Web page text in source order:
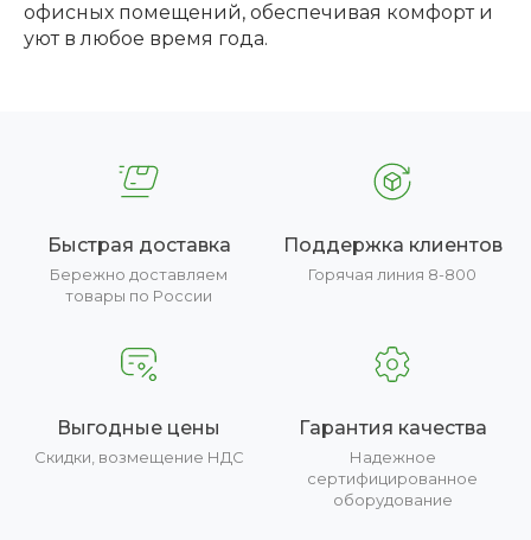
офисных помещений, обеспечивая комфорт и
уют в любое время года.
Быстрая доставка
Бережно доставляем
товары по России
Поддержка клиентов
Горячая линия 8-800
Выгодные цены
Скидки, возмещение НДС
Гарантия качества
Надежное
сертифицированное
оборудование